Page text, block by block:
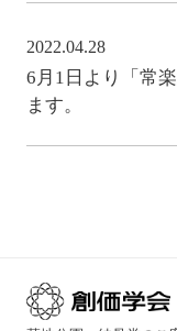
2022.04.28
6月1日より「常
ます。